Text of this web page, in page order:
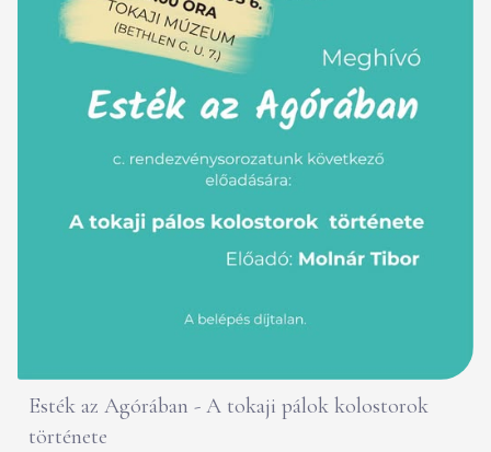
Esték az Agórában - A tokaji pálok kolostorok
története